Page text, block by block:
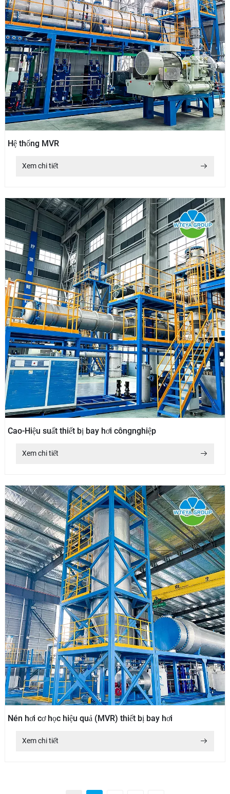
Hệ thống MVR
Xem chi tiết
Cao-Hiệu suất thiết bị bay hơi côngnghiệp
Xem chi tiết
Nén hơi cơ học hiệu quả (MVR) thiết bị bay hơi
Xem chi tiết